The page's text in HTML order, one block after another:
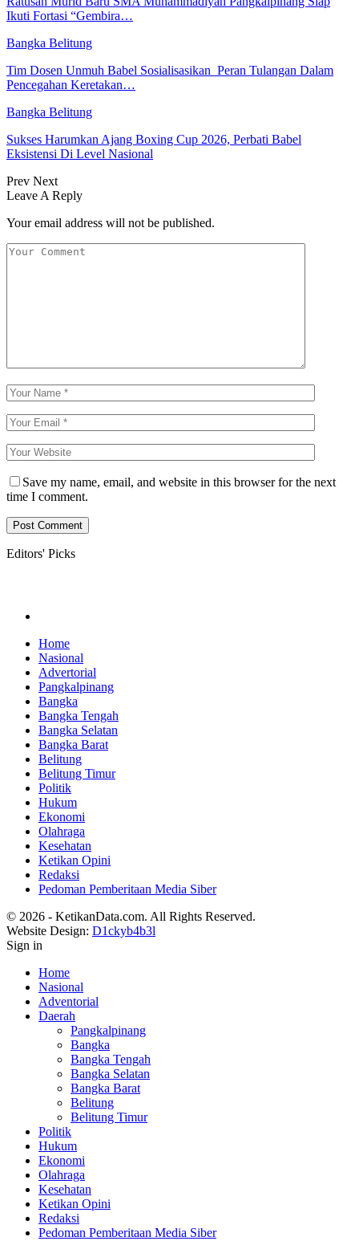
Ikuti Fortasi “Gembira…
Bangka Belitung
Tim Dosen Unmuh Babel Sosialisasikan Peran Tulangan Dalam
Pencegahan Keretakan…
Bangka Belitung
Sukses Harumkan Ajang Boxing Cup 2026, Perbati Babel
Eksistensi Di Level Nasional
Prev Next
Leave A Reply
Your email address will not be published.
Save my name, email, and website in this browser for the next
time I comment.
Editors' Picks
Home
Nasional
Advertorial
Pangkalpinang
Bangka
Bangka Tengah
Bangka Selatan
Bangka Barat
Belitung
Belitung Timur
Politik
Hukum
Ekonomi
Olahraga
Kesehatan
Ketikan Opini
Redaksi
Pedoman Pemberitaan Media Siber
© 2026 - KetikanData.com. All Rights Reserved.
Website Design: D1ckyb4b3l
Sign in
Home
Nasional
Adventorial
Daerah
Pangkalpinang
Bangka
Bangka Tengah
Bangka Selatan
Bangka Barat
Belitung
Belitung Timur
Politik
Hukum
Ekonomi
Olahraga
Kesehatan
Ketikan Opini
Redaksi
Pedoman Pemberitaan Media Siber